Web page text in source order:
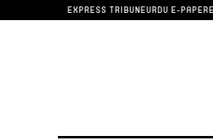
EXPRESS TRIBUNEURDU E-PAPER